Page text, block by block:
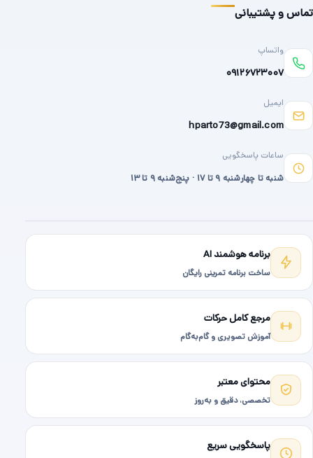
تماس و پشتیبانی
واتساپ
۰۹۱۲۶۷۲۳۰۰۷
ایمیل
hparto73@gmail.com
ساعات پاسخگویی
شنبه تا چهارشنبه ۹ تا ۱۷ · پنج‌شنبه ۹ تا ۱۳
برنامه هوشمند AI
ساخت برنامه تمرینی رایگان
مرجع کامل حرکات
آموزش تصویری و گام‌به‌گام
محتوای معتبر
تخصصی، دقیق و به‌روز
پاسخگویی سریع